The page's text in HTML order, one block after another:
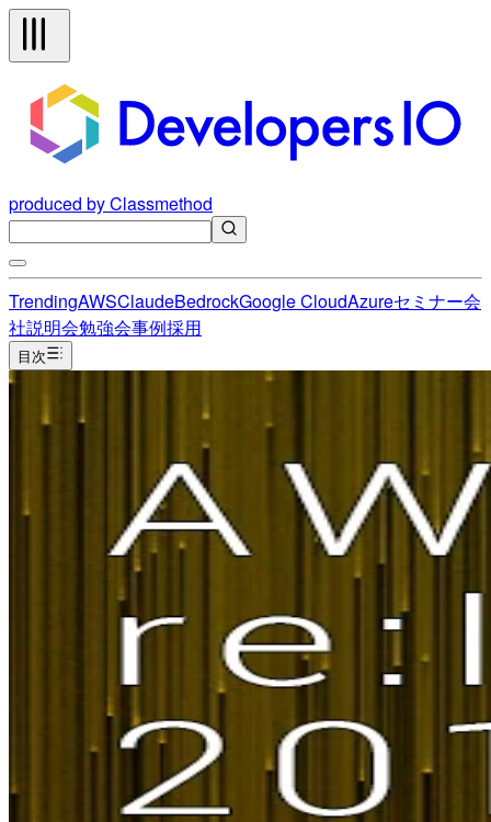
produced by Classmethod
TrendingAWSClaudeBedrockGoogle CloudAzureセミナー会
社説明会勉強会事例採用
目次